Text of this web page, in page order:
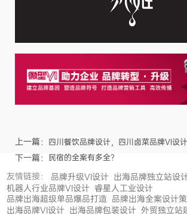
上一篇： 四川餐饮品牌设计，四川卤菜品牌VI设计
下一篇： 民宿的全案有多全？
友情链接： 品牌升级VI设计 出海品牌独立站设
机器人行业品牌VI设计 睿星人工业设计
品牌出海超级单品爆品打造 品牌出海全案设计
出海品牌VI设计 出海品牌包装设计 外贸独立站